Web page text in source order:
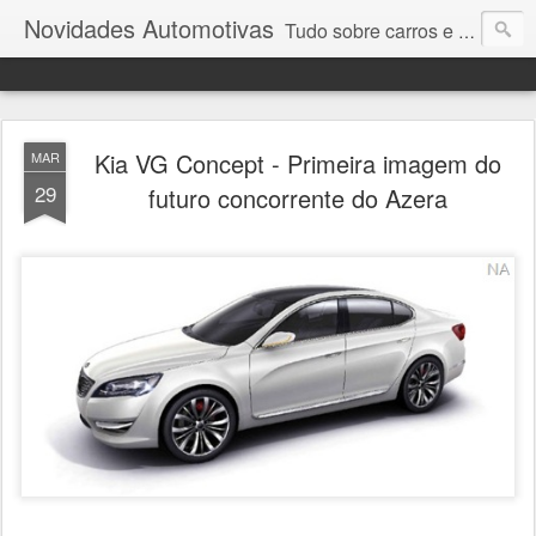
Novidades Automotivas Tudo sobre carros e motores
MAR
29
Kia VG Concept - Primeira imagem do
futuro concorrente do Azera